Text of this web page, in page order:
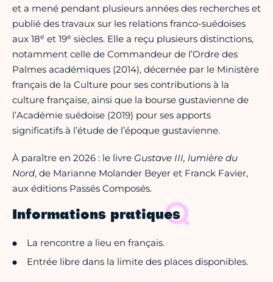
et a mené pendant plusieurs années des recherches et
publié des travaux sur les relations franco-suédoises
aux 18e et 19e siècles. Elle a reçu plusieurs distinctions,
notamment celle de Commandeur de l’Ordre des
Palmes académiques (2014), décernée par le Ministère
français de la Culture pour ses contributions à la
culture française, ainsi que la bourse gustavienne de
l’Académie suédoise (2019) pour ses apports
significatifs à l’étude de l’époque gustavienne.
À paraître en 2026 : le livre Gustave III, lumière du
Nord, de Marianne Molander Beyer et Franck Favier,
aux éditions Passés Composés.
Informations pratiques
La rencontre a lieu en français.
Entrée libre dans la limite des places disponibles.